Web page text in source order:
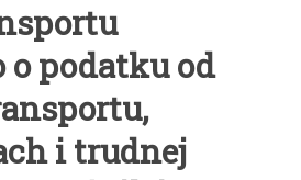
o podatku od
i trudnej